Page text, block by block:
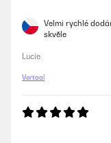
Velmi rychlé
skvěle
Lucie
Vertaal